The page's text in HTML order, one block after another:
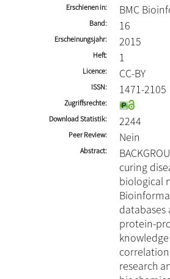
Erschienen in BMC
Band 16
Erscheinungsjahr 2015
Heft 1
Licence CC-BY
ISSN 1471-2105
Zugriffsrechte
Download Statistik
2244
Peer Review Nein
Abstract
curing
biological
protein-
research